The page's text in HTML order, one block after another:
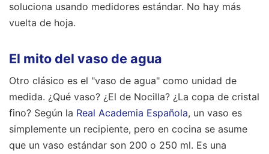
soluciona usando medidores estándar. No hay más
vuelta de hoja.
El mito del vaso de agua
Otro clásico es el "vaso de agua" como unidad de
medida. ¿Qué vaso? ¿El de Nocilla? ¿La copa de cristal
fino? Según la Real Academia Española, un vaso es
simplemente un recipiente, pero en cocina se asume
que un vaso estándar son 200 o 250 ml. Es una